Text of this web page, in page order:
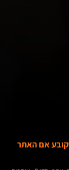
אם האתר